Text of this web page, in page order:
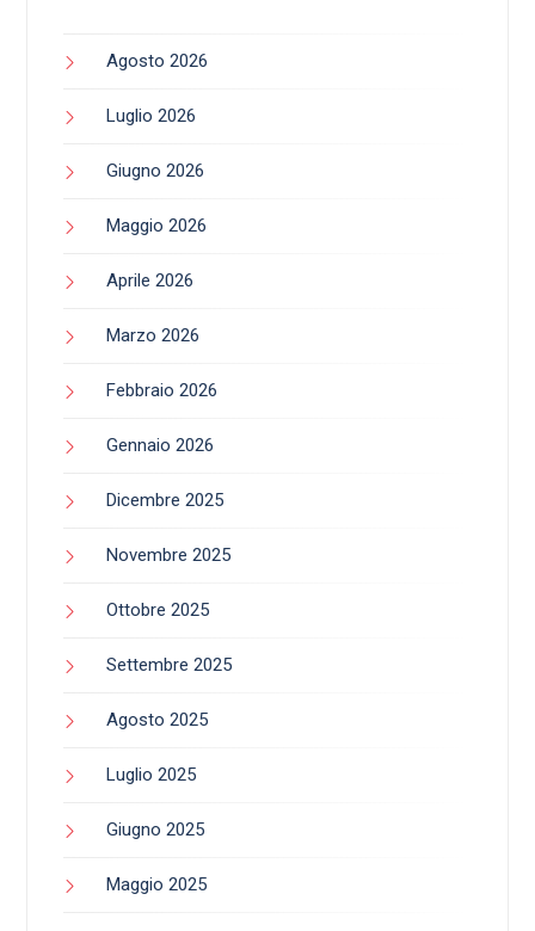
Agosto 2026
Luglio 2026
Giugno 2026
Maggio 2026
Aprile 2026
Marzo 2026
Febbraio 2026
Gennaio 2026
Dicembre 2025
Novembre 2025
Ottobre 2025
Settembre 2025
Agosto 2025
Luglio 2025
Giugno 2025
Maggio 2025